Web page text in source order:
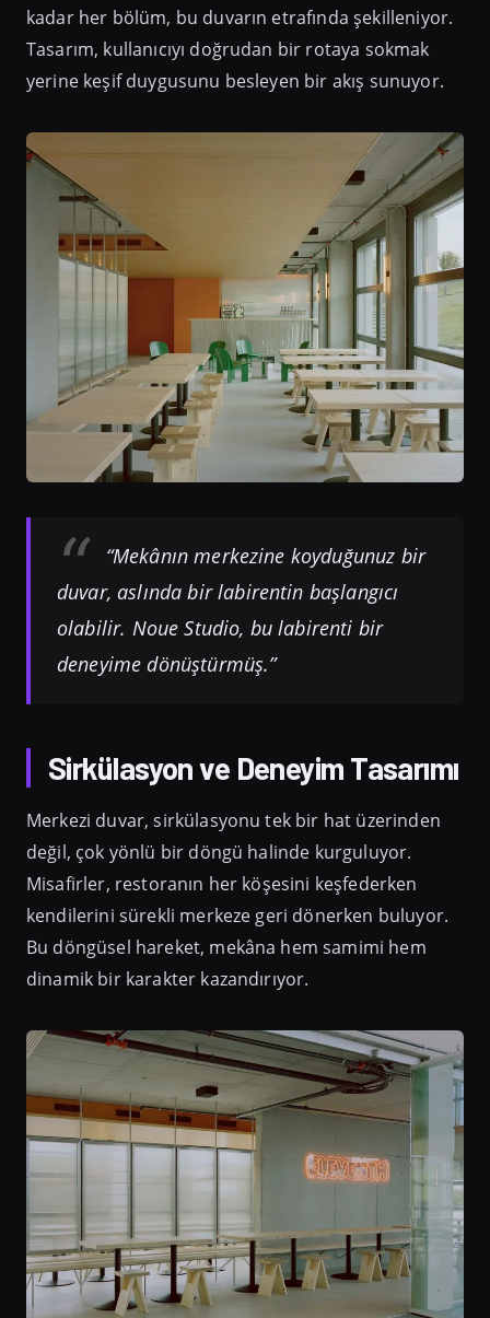
kadar her bölüm, bu duvarın etrafında şekilleniyor.
Tasarım, kullanıcıyı doğrudan bir rotaya sokmak
yerine keşif duygusunu besleyen bir akış sunuyor.
“Mekânın merkezine koyduğunuz bir
duvar, aslında bir labirentin başlangıcı
olabilir. Noue Studio, bu labirenti bir
deneyime dönüştürmüş.”
Sirkülasyon ve Deneyim Tasarımı
Merkezi duvar, sirkülasyonu tek bir hat üzerinden
değil, çok yönlü bir döngü halinde kurguluyor.
Misafirler, restoranın her köşesini keşfederken
kendilerini sürekli merkeze geri dönerken buluyor.
Bu döngüsel hareket, mekâna hem samimi hem
dinamik bir karakter kazandırıyor.